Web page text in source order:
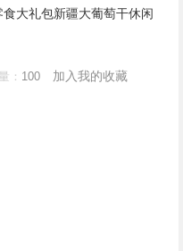
大礼包新疆大葡萄干休闲
： 100 加入我的收藏